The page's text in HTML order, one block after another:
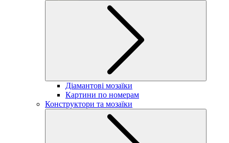
Діамантові мозаїки
Картини по номерам
Конструктори та мозаїки